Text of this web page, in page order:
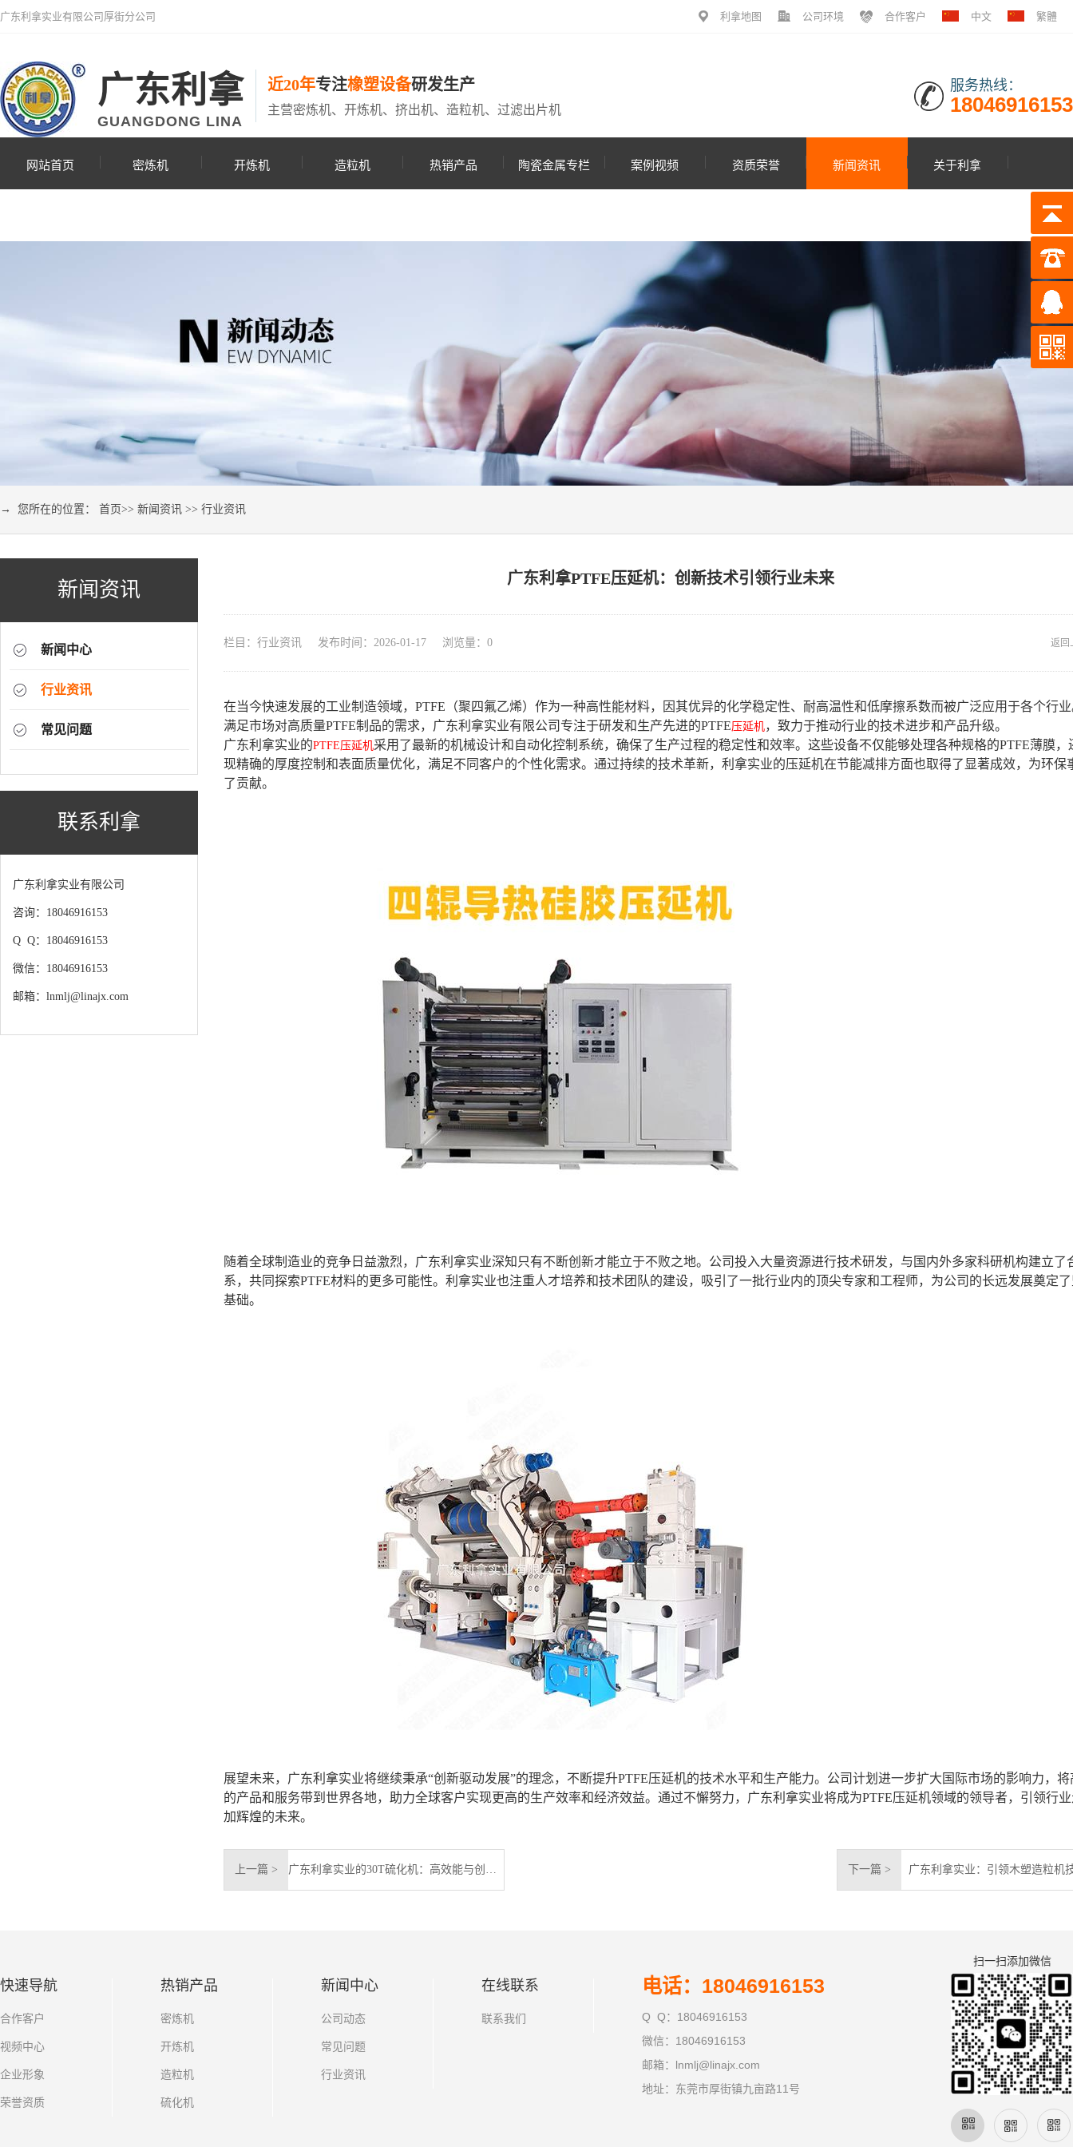
广东利拿实业有限公司厚街分公司 利拿地图 公司环境 合作客户 中文 繁體
广东利拿
GUANGDONG LINA
近20年专注橡塑设备研发生产
主营密炼机、开炼机、挤出机、造粒机、过滤出片机
服务热线：
18046916153
网站首页 密炼机 开炼机 造粒机 热销产品 陶瓷金属专栏 案例视频 资质荣誉 新闻资讯 关于利拿
→ 您所在的位置： 首页>> 新闻资讯 >> 行业资讯
新闻资讯
新闻中心
行业资讯
常见问题
联系利拿
广东利拿实业有限公司
咨询：18046916153
Q Q：18046916153
微信：18046916153
邮箱：lnmlj@linajx.com
广东利拿PTFE压延机：创新技术引领行业未来
栏目：行业资讯 发布时间：2026-01-17 浏览量： 0 返回
在当今快速发展的工业制造领域，PTFE（聚四氟乙烯）作为一种高性能材料，因其优异的化学稳定性、耐高温性和低摩擦系数而被广泛应用于各个行
满足市场对高质量PTFE制品的需求，广东利拿实业有限公司专注于研发和生产先进的PTFE压延机，致力于推动行业的技术进步和产品升级。
广东利拿实业的PTFE压延机采用了最新的机械设计和自动化控制系统，确保了生产过程的稳定性和效率。这些设备不仅能够处理各种规格的PTFE薄膜，
现精确的厚度控制和表面质量优化，满足不同客户的个性化需求。通过持续的技术革新，利拿实业的压延机在节能减排方面也取得了显著成效，为环保
了贡献。
随着全球制造业的竞争日益激烈，广东利拿实业深知只有不断创新才能立于不败之地。公司投入大量资源进行技术研发，与国内外多家科研机构建立了
系，共同探索PTFE材料的更多可能性。利拿实业也注重人才培养和技术团队的建设，吸引了一批行业内的顶尖专家和工程师，为公司的长远发展奠定
基础。
展望未来，广东利拿实业将继续秉承“创新驱动发展”的理念，不断提升PTFE压延机的技术水平和生产能力。公司计划进一步扩大国际市场的影响力，将
的产品和服务带到世界各地，助力全球客户实现更高的生产效率和经济效益。通过不懈努力，广东利拿实业将成为PTFE压延机领域的领导者，引领行
加辉煌的未来。
上一篇 > 广东利拿实业的30T硫化机：高效能与创新技术的结合 下一篇 > 广东利拿实业：引领木塑造粒机
快速导航
合作客户
视频中心
企业形象
荣誉资质
热销产品
密炼机
开炼机
造粒机
硫化机
新闻中心
公司动态
常见问题
行业资讯
在线联系
联系我们
电话：18046916153
Q Q：18046916153
微信：18046916153
邮箱：lnmlj@linajx.com
地址：东莞市厚街镇九亩路11号
扫一扫添加微信